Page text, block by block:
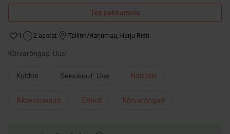
Tee pakkumine
1 2 aastat Tallinn/Harjumaa, Harju-Risti
Kõrvarõngad. Uus!
Kuldne Seisukord: Uus Naistele
Aksessuaarid Ehted Kõrvarõngad